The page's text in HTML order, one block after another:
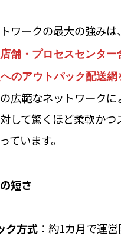
ワークの最大の強みは、
店舗・プロセスセンター
のアウトパック配送網
広範なネットワークに
して驚くほど柔軟かつ
ています。
短さ
ク方式：約1カ月で運